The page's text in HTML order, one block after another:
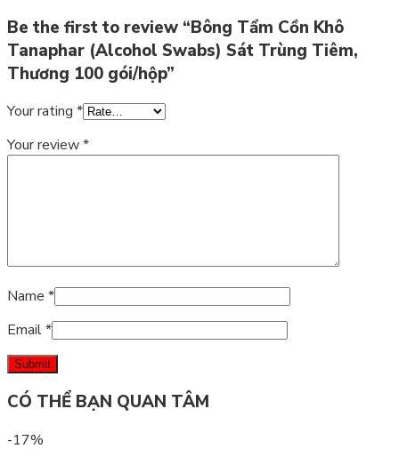
Be the first to review “Bông Tẩm Cồn Khô
Tanaphar (Alcohol Swabs) Sát Trùng Tiêm,
Thương 100 gói/hộp”
Your rating *
Your review*
Name *
Email*
CÓ THỂ BẠN QUAN TÂM
-17%